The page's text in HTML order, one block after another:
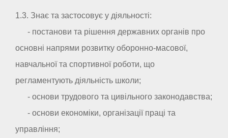
1.3. Знає та застосовує у діяльності:
- постанови та рішення державних органів про
основні напрями розвитку оборонно-масової,
навчальної та спортивної роботи, що
регламентують діяльність школи;
- основи трудового та цивільного законодавства;
- основи економіки, організації праці та
управління;